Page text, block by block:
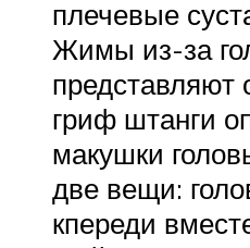
плечевые
Жимы из-за
представляют
гриф штанги
макушки
две вещи:
кпереди